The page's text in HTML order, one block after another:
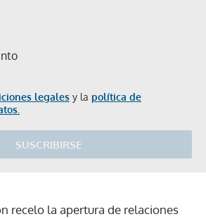
legales y la política de
SUSCRIBIRSE
recelo la apertura de relaciones